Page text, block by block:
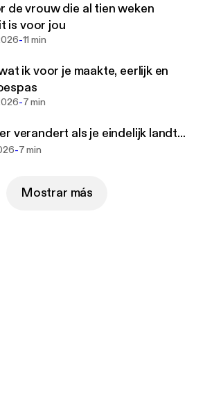
bevatten begeleide
die nooit tijdens het rijden.
de vrouw die al tien weken
is voor jou
-11 min
ik voor je maakte, eerlijk en
-7 min
verandert als je eindelijk landt...
-7 min
Mostrar más